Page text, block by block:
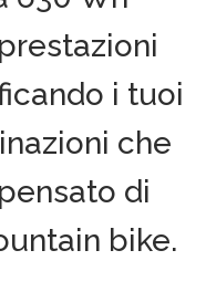
i tuoi
che
di
bike.